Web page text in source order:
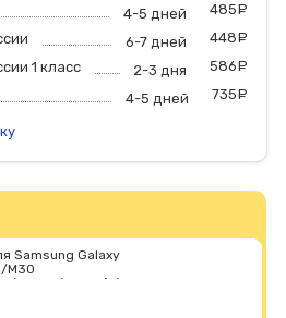
4-5 дней 485
6-7 дней 448
1 класс
2-3 дня 586
4-5 дней 735
Samsung Galaxy
M30
A505F/M307F) безрамочное -